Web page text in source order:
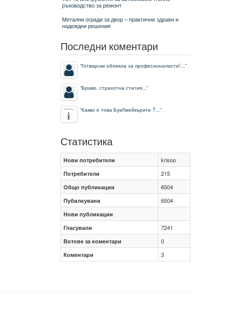
ръководство за ремонт
Метални огради за двор – практични здрави и
надеждни решения
Последни коментари
“Готварски облекла за професионалисти!...”
“Браво, страхотна статия...”
“Какво е това БукЛмейкърите ?...”
Статистика
Нови потребители
krisoo
Потребители
215
Общо публикации
6504
Пубилкувани
6504
Нови публикации
Гласували
7241
Вотове за коментари
0
Коментари
3